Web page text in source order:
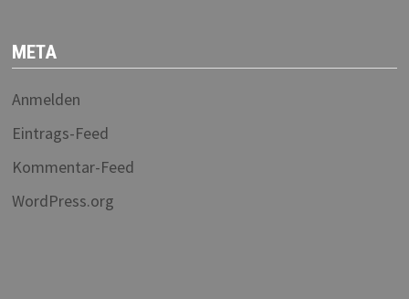
META
Anmelden
Eintrags-Feed
Kommentar-Feed
WordPress.org